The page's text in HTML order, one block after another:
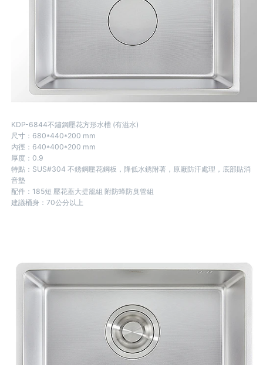
KDP-6844不鏽鋼壓花方形水槽 (有溢水)
尺寸：680*440*200 mm
內徑：640*400*200 mm
厚度：0.9
特點：SUS#304 不銹鋼壓花鋼板，降低水銹附著，原廠防汗處理，底部貼消
音墊
配件：185短 壓花蓋大提籠組 附防蟑防臭管組
建議桶身：70公分以上